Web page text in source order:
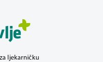
ljekarničku